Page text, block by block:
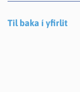
Til baka í yfirlit